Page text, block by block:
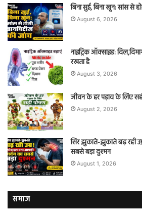
बिना सुई, बिना खून: सांस से
August 6, 2026
नाइट्रिक ऑक्साइड:
रखता है
August 3, 2026
जीवन के हर पड़ाव के लिए
August 2, 2026
सिर झुकाते-झुकाते बढ़ रही
सबसे बड़ा दुश्मन
August 1, 2026
समाज